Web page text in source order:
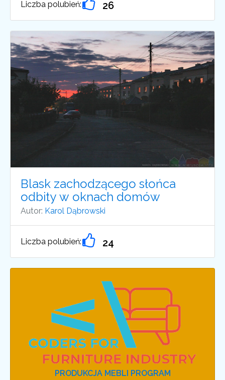
Liczba polubień: 26
Blask zachodzącego słońca
odbity w oknach domów
Autor: Karol Dąbrowski
Liczba polubień: 24
PRODUKCJA MEBLI PROGRAM